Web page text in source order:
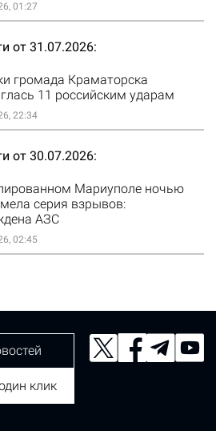
01:27
от 31.07.2026
громада Краматорска
11 российским ударам
22:34
от 30.07.2026
Мариуполе ночью
серия взрывов:
АЗС
02:45
клик